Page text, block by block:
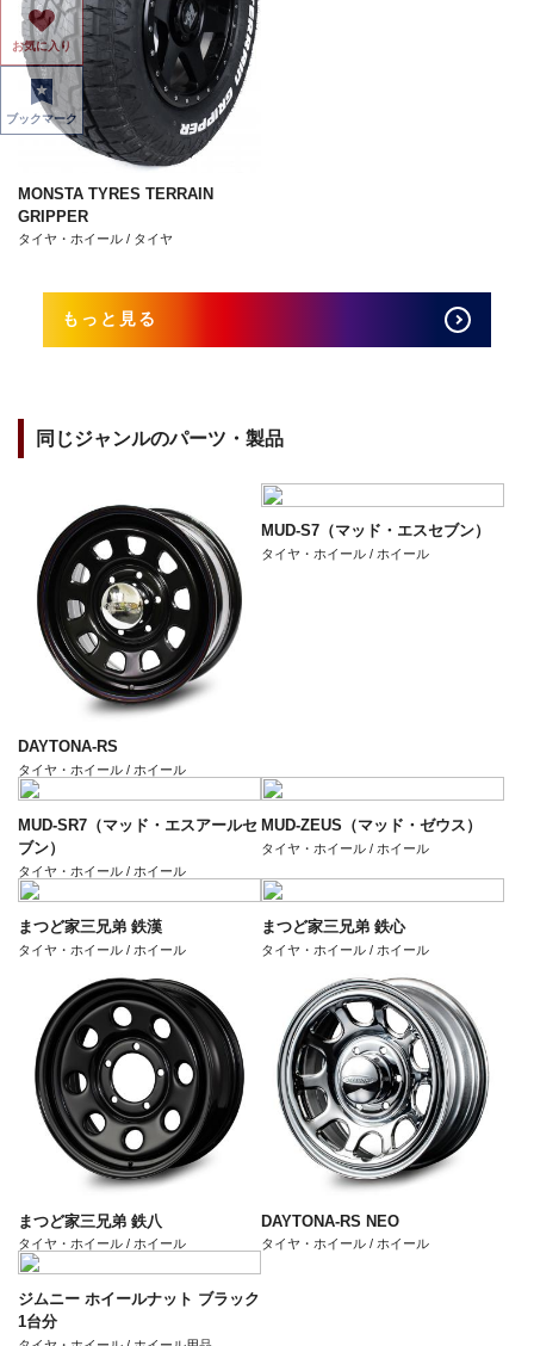
MONSTA TYRES TERRAIN
GRIPPER
タイヤ・ホイール / タイヤ
もっと見る
同じジャンルのパーツ・製品
DAYTONA-RS
タイヤ・ホイール / ホイール
MUD-S7（マッド・エスセブン）
タイヤ・ホイール / ホイール
MUD-SR7（マッド・エスアールセ
ブン）
タイヤ・ホイール / ホイール
MUD-ZEUS（マッド・ゼウス）
タイヤ・ホイール / ホイール
まつど家三兄弟 鉄漢
タイヤ・ホイール / ホイール
まつど家三兄弟 鉄心
タイヤ・ホイール / ホイール
まつど家三兄弟 鉄八
タイヤ・ホイール / ホイール
DAYTONA-RS NEO
タイヤ・ホイール / ホイール
ジムニー ホイールナット ブラック
1台分
お気に入り
ブックマーク